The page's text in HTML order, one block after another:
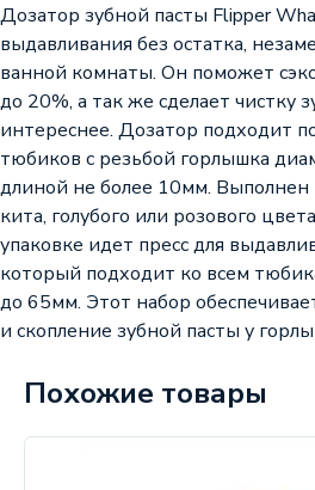
Дозатор зубной пасты Flipper
выдавливания без остатка,
ванной комнаты. Он поможет
до 20%, а так же сделает чистку
интереснее. Дозатор подходит
тюбиков с резьбой горлышка
длиной не более 10мм. Выполнен
кита, голубого или розового
упаковке идет пресс для
который подходит ко всем
до 65мм. Этот набор
и скопление зубной пасты у
Похожие товары